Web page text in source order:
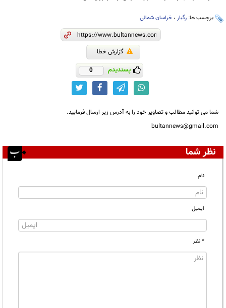
برچسب ها: رگبار ، خراسان شمالی
گزارش خطا
پسندیدم 0
شما می توانید مطالب و تصاویر خود را به آدرس زیر ارسال فرمایید.
bultannews@gmail.com
نظر شما
نام
ایمیل
* نظر